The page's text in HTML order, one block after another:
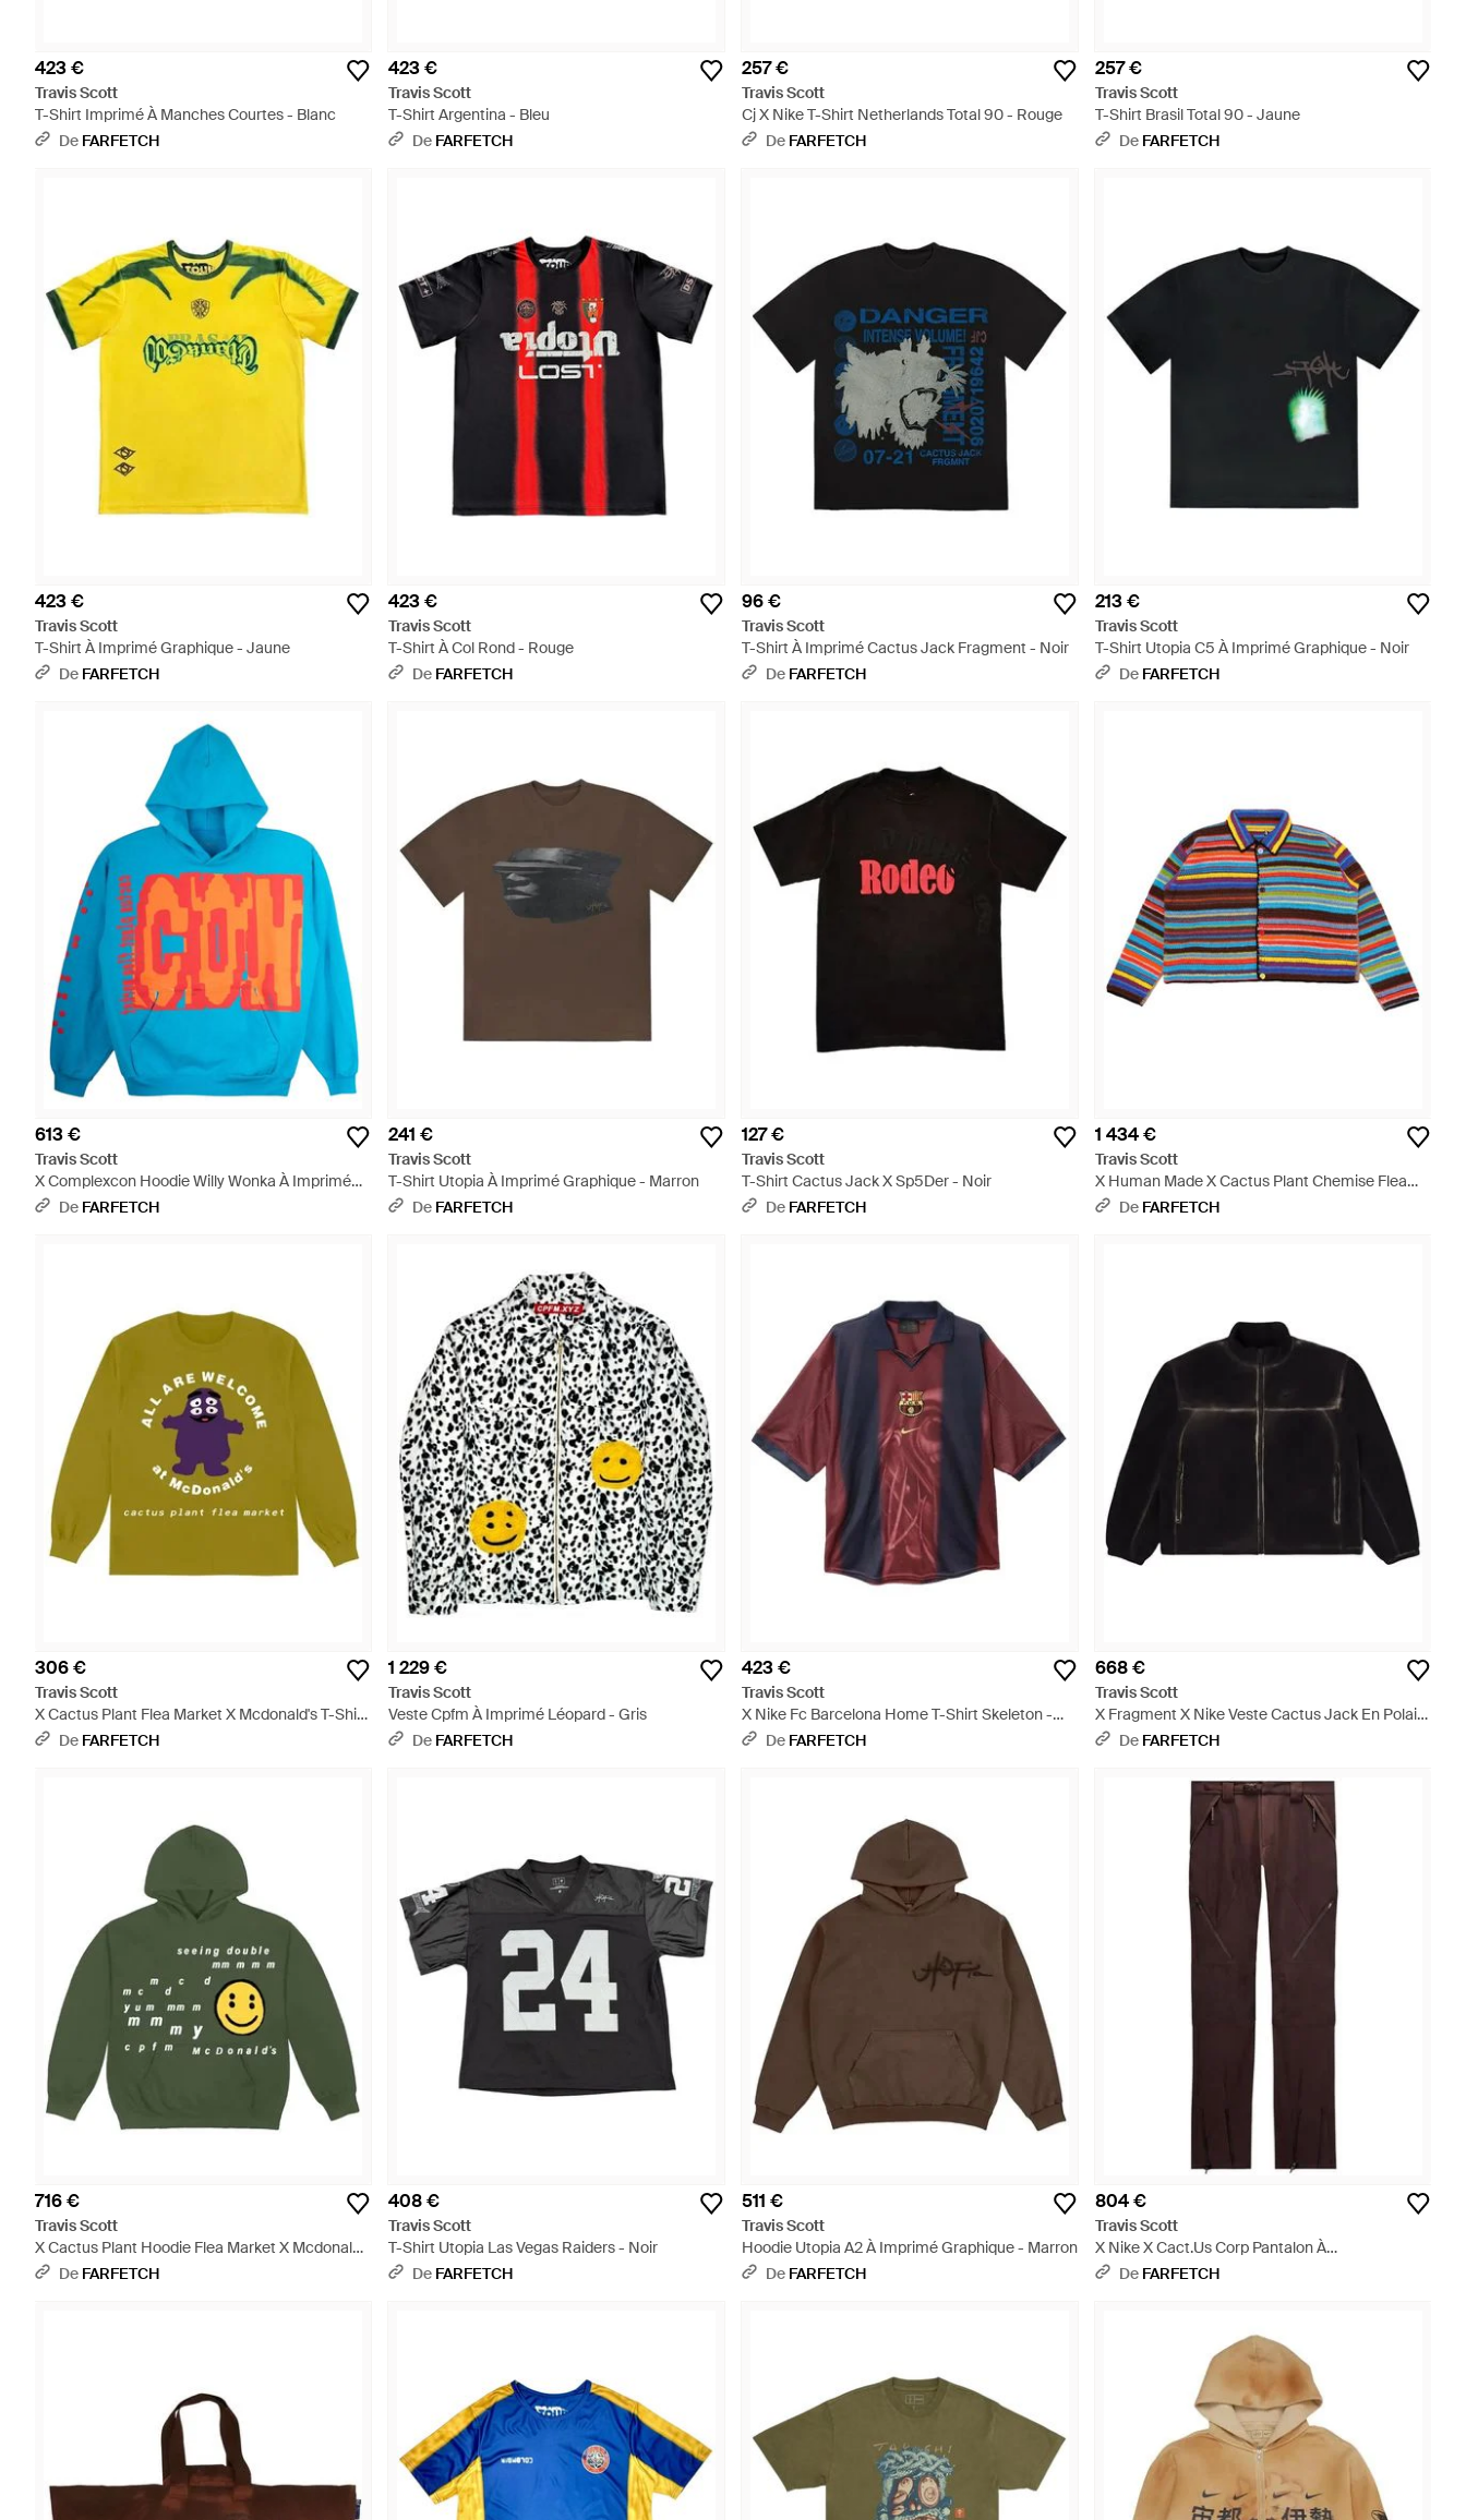
423 €
Travis Scott
T-Shirt Imprimé À Manches Courtes - Blanc
De FARFETCH
423 €
Travis Scott
T-Shirt Argentina - Bleu
De FARFETCH
257 €
Travis Scott
Cj X Nike T-Shirt Netherlands Total 90 - Rouge
De FARFETCH
257 €
Travis Scott
T-Shirt Brasil Total 90 - Jaune
De FARFETCH
423 €
Travis Scott
T-Shirt À Imprimé Graphique - Jaune
De FARFETCH
423 €
Travis Scott
T-Shirt À Col Rond - Rouge
De FARFETCH
96 €
Travis Scott
T-Shirt À Imprimé Cactus Jack Fragment - Noir
De FARFETCH
213 €
Travis Scott
T-Shirt Utopia C5 À Imprimé Graphique - Noir
De FARFETCH
613 €
Travis Scott
X Complexcon Hoodie Willy Wonka À Imprimé
Graphique - Bleu
De FARFETCH
241 €
Travis Scott
T-Shirt Utopia À Imprimé Graphique - Marron
De FARFETCH
127 €
Travis Scott
T-Shirt Cactus Jack X Sp5Der - Noir
De FARFETCH
1 434 €
Travis Scott
X Human Made X Cactus Plant Chemise Flea
Market - Bleu
De FARFETCH
306 €
Travis Scott
X Cactus Plant Flea Market X Mcdonald's T-Shirt
Grimace À Manches Longues - Vert
De FARFETCH
1 229 €
Travis Scott
Veste Cpfm À Imprimé Léopard - Gris
De FARFETCH
423 €
Travis Scott
X Nike Fc Barcelona Home T-Shirt Skeleton -
Rouge
De FARFETCH
668 €
Travis Scott
X Fragment X Nike Veste Cactus Jack En Polaire
- Noir
De FARFETCH
716 €
Travis Scott
X Cactus Plant Hoodie Flea Market X Mcdonald's
Seeing Double - Vert
De FARFETCH
408 €
Travis Scott
T-Shirt Utopia Las Vegas Raiders - Noir
De FARFETCH
511 €
Travis Scott
Hoodie Utopia A2 À Imprimé Graphique - Marron
De FARFETCH
804 €
Travis Scott
X Nike X Cact.Us Corp Pantalon À
Empiècements - Violet
De FARFETCH